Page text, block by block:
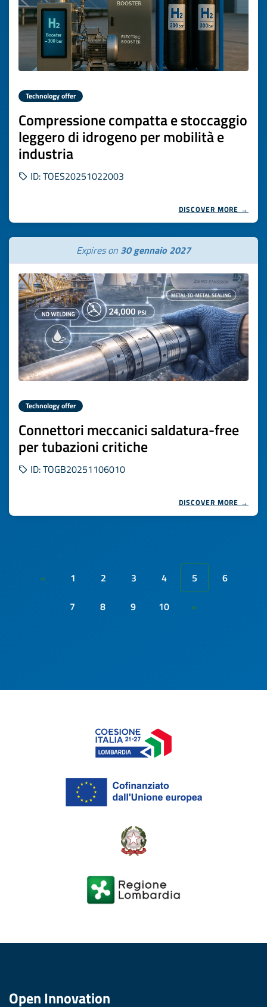
Technology offer
Compressione compatta e stoccaggio
leggero di idrogeno per mobilità e
industria
ID: TOES20251022003
DISCOVER MORE →
Expires on 30 gennaio 2027
Technology offer
Connettori meccanici saldatura-free
per tubazioni critiche
ID: TOGB20251106010
DISCOVER MORE →
« 1 2 3 4 5
6
7
8 9 10 »
Open Innovation